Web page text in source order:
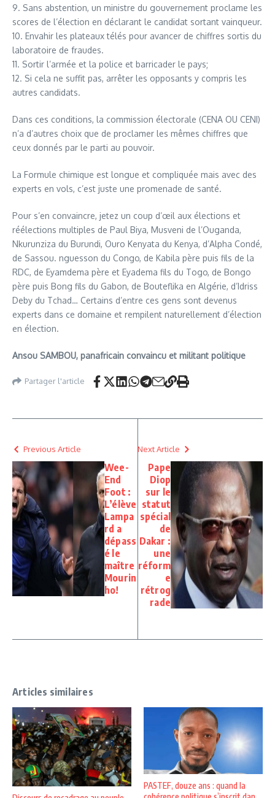
9. Sans abstention, un ministre du gouvernement proclame les
scores de l’élection en déclarant le candidat sortant vainqueur.
10. Envahir les plateaux télés pour avancer de chiffres sortis du
laboratoire de fraudes.
11. Sortir l’armée et la police et barricader le pays;
12. Si cela ne suffit pas, arrêter les opposants y compris les
autres candidats.
Dans ces conditions, la commission électorale (CENA OU CENI)
n’a d’autres choix que de proclamer les mêmes chiffres que
ceux donnés par le parti au pouvoir.
La Formule chimique est longue et compliquée mais avec des
experts en vols, c’est juste une promenade de santé.
Pour s’en convaincre, jetez un coup d’œil aux élections et
réélections multiples de Paul Biya, Musveni de l’Ouganda,
Nkurunziza du Burundi, Ouro Kenyata du Kenya, d’Alpha Condé,
de Sassou. nguesson du Congo, de Kabila père puis fils de la
RDC, de Eyamdema père et Eyadema fils du Togo, de Bongo
père puis Bong fils du Gabon, de Bouteflika en Algérie, d’Idriss
Deby du Tchad… Certains d’entre ces gens sont devenus
experts dans ce domaine et rempilent naturellement d’élection
en élection.
Ansou SAMBOU, panafricain convaincu et militant politique
Partager l'article
Previous Article
Wee-
End
Foot :
L’élève
Lampa
rd a
dépass
é le
maître
Mourin
ho!
Next Article
Pape
Diop
sur le
statut
spécial
de
Dakar :
une
réform
e
rétrog
rade
Articles similaires
PASTEF, douze ans : quand la